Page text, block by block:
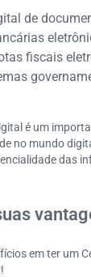
de
fiscais
é um
no mundo
das
em ter um